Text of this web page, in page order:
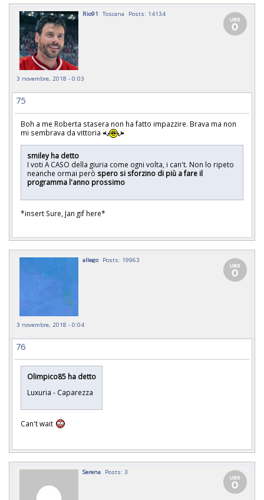
Rio91 Toscana Posts: 14134
3 novembre, 2018 - 0:03
75
Boh a me Roberta stasera non ha fatto impazzire. Brava ma non
mi sembrava da vittoria
smiley ha detto
I voti A CASO della giuria come ogni volta, i can't. Non lo ripeto
neanche ormai però spero si sforzino di più a fare il
programma l'anno prossimo
*insert Sure, Jan gif here*
allego Posts: 19963
3 novembre, 2018 - 0:04
76
Olimpico85 ha detto
Luxuria - Caparezza
Can't wait
Serena Posts: 3